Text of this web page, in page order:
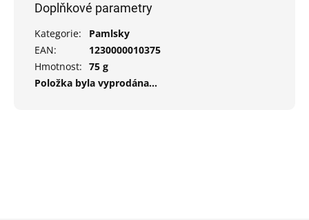
Doplňkové parametry
Kategorie:
Pamlsky
EAN:
1230000010375
Hmotnost: 75 g
Položka byla vyprodána…